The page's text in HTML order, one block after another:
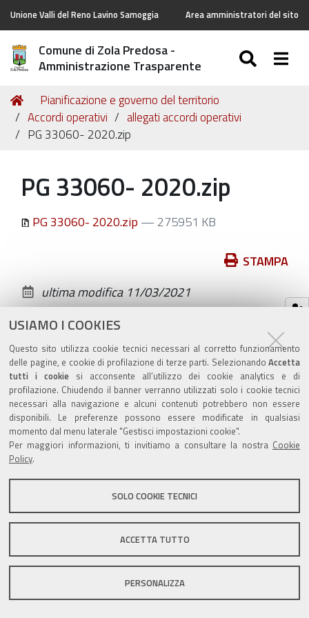
USIAMO I COOKIES
Questo sito utilizza cookie tecnici necessari al corretto funzionamento
delle pagine, e cookie di profilazione di terze parti. Selezionando Accetta
tutti i cookiesi acconsente all’utilizzo dei cookie analytics e di
profilazione. Chiudendo il banner verranno utilizzati solo i cookie tecnici
necessari alla navigazione e alcuni contenuti potrebbero non essere
disponibili. Le preferenze possono essere modificate in qualsiasi
momento dal menu laterale "Gestisci impostazioni cookie".
Per maggiori informazioni, ti invitiamo a consultare la nostra Cookie
Policy.
SOLO COOKIE TECNICI
ACCETTA TUTTO
PERSONALIZZA
Unione Valli del Reno Lavino Samoggia Area amministratori del sito
Comune di Zola Predosa -
Amministrazione Trasparente
Tu
sei
qui:
Home
Pianificazione e governo del territorio
Accordi operativi
allegati accordi operativi
PG 33060- 2020.zip
PG 33060- 2020.zip
PG 33060- 2020.zip — 275951 KB
documento
STAMPA
ultima modifica 11/03/2021
Valuta questo sito
Sito istituzionale Comune di Zola Predosa
DPO|Accessibilità